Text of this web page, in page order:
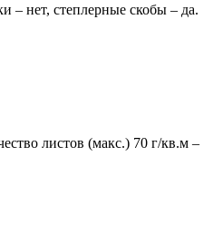
– нет, степлерные скобы – да.
листов (макс.) 70 г/кв.м –